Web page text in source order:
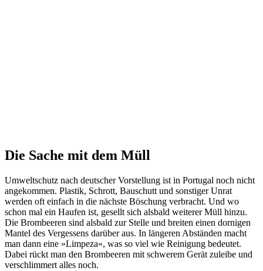
Die Sache mit dem Müll
Umweltschutz nach deutscher Vorstellung ist in Portugal noch nicht
angekommen. Plastik, Schrott, Bauschutt und sonstiger Unrat
werden oft einfach in die nächste Böschung verbracht. Und wo
schon mal ein Haufen ist, gesellt sich alsbald weiterer Müll hinzu.
Die Brombeeren sind alsbald zur Stelle und breiten einen dornigen
Mantel des Vergessens darüber aus. In längeren Abständen macht
man dann eine »Limpeza«, was so viel wie Reinigung bedeutet.
Dabei rückt man den Brombeeren mit schwerem Gerät zuleibe und
verschlimmert alles noch.